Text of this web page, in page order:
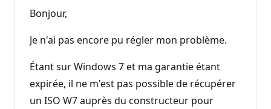
Bonjour,
Je n'ai pas encore pu régler mon problème.
Étant sur Windows 7 et ma garantie étant
expirée, il ne m'est pas possible de récupérer
un ISO W7 auprès du constructeur pour